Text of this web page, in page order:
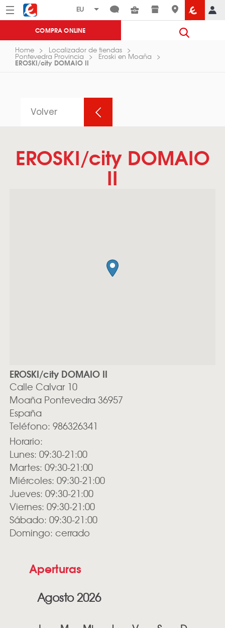
Menú Eroski
COMPRA ONLINE
Home Localizador de tiendas
Pontevedra Provincia Eroski en Moaña
EROSKI/city DOMAIO II
Volver
EROSKI/city DOMAIO
II
EROSKI/city DOMAIO II
Calle Calvar 10
Moaña Pontevedra 36957
España
Teléfono: 986326341
Horario:
Lunes: 09:30-21:00
Martes: 09:30-21:00
Miércoles: 09:30-21:00
Jueves: 09:30-21:00
Viernes: 09:30-21:00
Sábado: 09:30-21:00
Domingo: cerrado
Aperturas
Agosto 2026